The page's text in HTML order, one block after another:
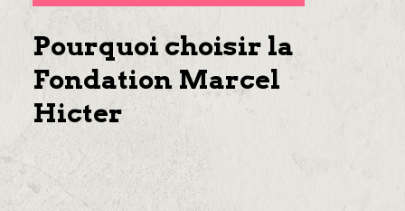
Pourquoi choisir la
Fondation Marcel
Hicter